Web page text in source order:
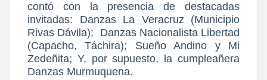
contó con la presencia de destacadas
invitadas: Danzas La Veracruz (Municipio
Rivas Dávila); Danzas Nacionalista Libertad
(Capacho, Táchira); Sueño Andino y Mi
Zedeñita; Y, por supuesto, la cumpleañera
Danzas Murmuquena.